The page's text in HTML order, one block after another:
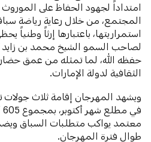
امتداداً لجهود الحفاظ على
المجتمع، من خلال رعاية رياضة
استمراريتها، باعتبارها إرثاً وطنياً
لصاحب السمو الشيخ محمد بن زايد
حفظه الله، لما تمثله من عمق
الثقافية لدولة الإمارات.
ويشهد المهرجان إقامة ثلاث جولات
معتمد يواكب متطلبات السباق
طوال فترة المهرجان.